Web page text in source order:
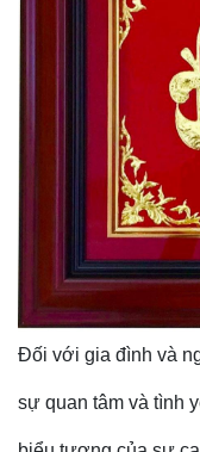
Đối với gia đình và
sự quan tâm và tình